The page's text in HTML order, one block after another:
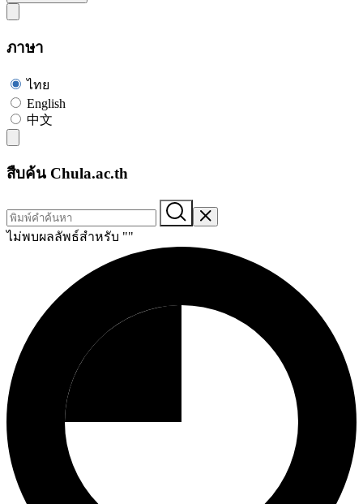
ภาษา
ไทย
English
中文
สืบค้น Chula.ac.th
ไม่พบผลลัพธ์สำหรับ ""